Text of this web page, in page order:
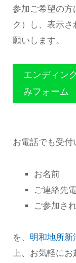
参加ご希望の方
ク）し、表示
願いします。
エンディン
みフォーム
お電話でも受付
お名前
ご連絡先
ご参加さ
を、 明和地所新
上、お気軽にお